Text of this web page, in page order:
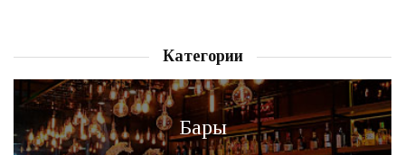
Категории
Бары